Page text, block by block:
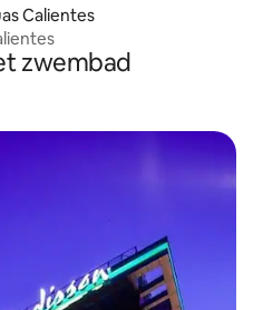
Calientes
zwembad